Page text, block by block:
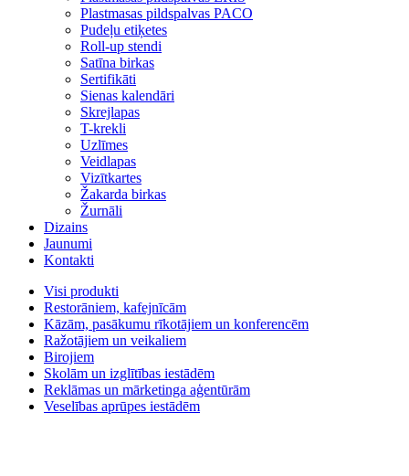
Plastmasas pildspalvas PACO
Pudeļu etiķetes
Roll-up stendi
Satīna birkas
Sertifikāti
Sienas kalendāri
Skrejlapas
T-krekli
Uzlīmes
Veidlapas
Vizītkartes
Žakarda birkas
Žurnāli
Dizains
Jaunumi
Kontakti
Visi produkti
Restorāniem, kafejnīcām
Kāzām, pasākumu rīkotājiem un konferencēm
Ražotājiem un veikaliem
Birojiem
Skolām un izglītības iestādēm
Reklāmas un mārketinga aģentūrām
Veselības aprūpes iestādēm